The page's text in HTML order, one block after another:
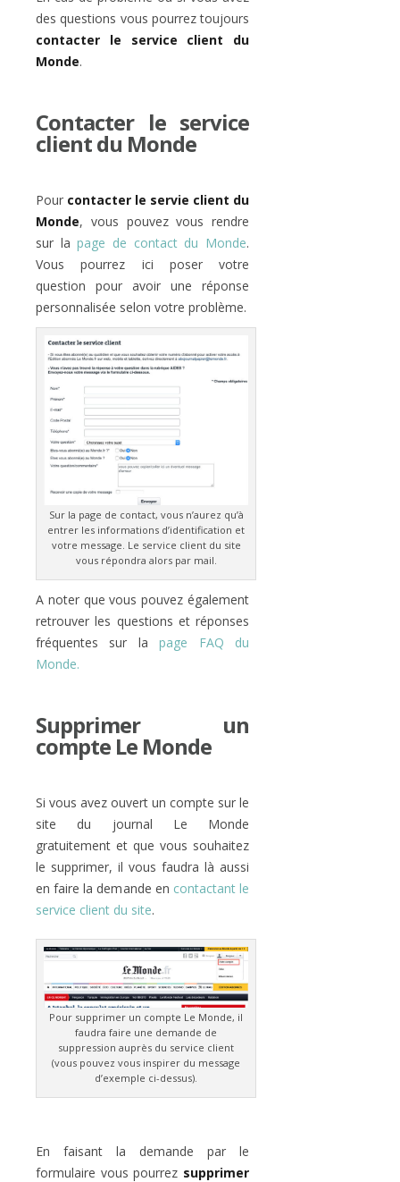
des questions vous pourrez toujours
contacter le service client du
Monde.
Contacter le service
client du Monde
Pour contacter le servie client du
Monde, vous pouvez vous rendre
sur lapage de contact du Monde.
Vous pourrez ici poser votre
question pour avoir une réponse
personnalisée selon votre problème.
Sur la page de contact, vous n’aurez qu’à
entrer les informations d’identification et
votre message. Le service client du site
vous répondra alors par mail.
A noter que vous pouvez également
retrouver les questions et réponses
fréquentes sur lapage FAQ du
Monde.
Supprimer un
compte Le Monde
Si vous avez ouvert un compte sur le
site du journal Le Monde
gratuitement et que vous souhaitez
le supprimer, il vous faudra là aussi
en faire la demande en contactant le
service client du site.
Pour supprimer un compte Le Monde, il
faudra faire une demande de
suppression auprès du service client
(vous pouvez vous inspirer du message
d’exemple ci-dessus).
En faisant la demande par le
formulaire vous pourrez supprimer